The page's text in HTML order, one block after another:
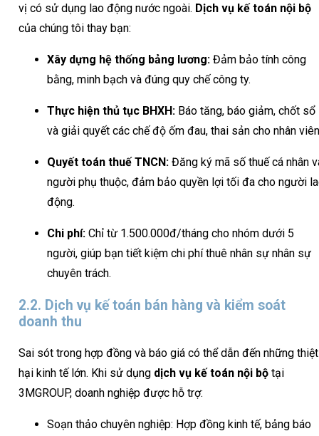
vị có sử dụng lao động nước ngoài. Dịch vụ kế toán nội bộ
của chúng tôi thay bạn:
Xây dựng hệ thống bảng lương: Đảm bảo tính công
bằng, minh bạch và đúng quy chế công ty.
Thực hiện thủ tục BHXH: Báo tăng, báo giảm, chốt sổ
và giải quyết các chế độ ốm đau, thai sản cho nhân
Quyết toán thuế TNCN: Đăng ký mã số thuế cá nhân
người phụ thuộc, đảm bảo quyền lợi tối đa cho người
động.
Chi phí: Chỉ từ 1.500.000đ/tháng cho nhóm dưới 5
người, giúp bạn tiết kiệm chi phí thuê nhân sự nhân sự
chuyên trách.
2.2. Dịch vụ kế toán bán hàng và kiểm soát
doanh thu
Sai sót trong hợp đồng và báo giá có thể dẫn đến những thiệt
hại kinh tế lớn. Khi sử dụng dịch vụ kế toán nội bộ tại
3MGROUP, doanh nghiệp được hỗ trợ:
Soạn thảo chuyên nghiệp: Hợp đồng kinh tế, bảng báo